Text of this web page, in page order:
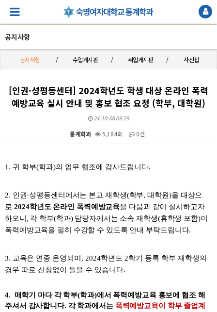
공지사항
공지사항 수업게시판 취업게시판 사진첩
[인권·성평등센터] 2024학년도 학생 대상 온라인 폭력
예방교육 실시 안내 및 홍보 협조 요청 (학부, 대학원)
24-10-08 09:29
통계학과 5,184회 0건
1. 귀 학부(학과)의 업무 협조에 감사드립니다.
2. 인권·성평등센터에서는 본교 재학생(학부,대학원)을 대상으
로 2024학년도 온라인 폭력예방교육을 다음과 같이 실시하고자
하오니, 각 학부(학과) 담당자께서는 소속 재학생(휴학생 포함)이
폭력예방교육을 필히 수강할 수 있도록 안내 부탁드립니다.
3. 교육은 연중 운영되 며, 2024학년도 2학기 등록 학부 재학생의
경우 따로 신청없이 들을 수 있습니다.
4. 매학기 마다 각 학부(학과)에서 폭력예방교육 홍보에 협조 해
주셔서 감사합니다. 각 학과에서는 폭력예방교육이 학부 졸업계